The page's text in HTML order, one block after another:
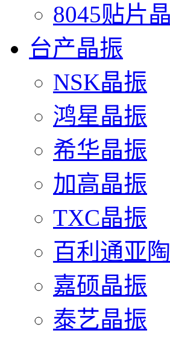
8045贴片
台产晶振
NSK晶振
鸿星晶振
希华晶振
加高晶振
TXC晶振
百利通亚
嘉硕晶振
泰艺晶振